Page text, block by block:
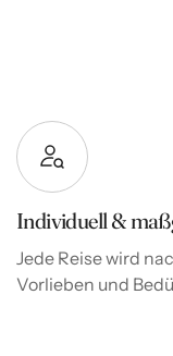
Individuell &
Jede Reise wird
Vorlieben und